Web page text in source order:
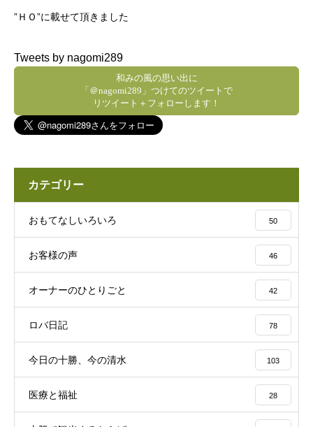
”ＨＯ”に載せて頂きました
Tweets by nagomi289
和みの風の思い出に
「＠nagomi289」つけてのツイートで
リツイート＋フォローします！
カテゴリー
おもてなしいろいろ 50
お客様の声 46
オーナーのひとりごと 42
ロバ日記 78
今日の十勝、今の清水 103
医療と福祉 28